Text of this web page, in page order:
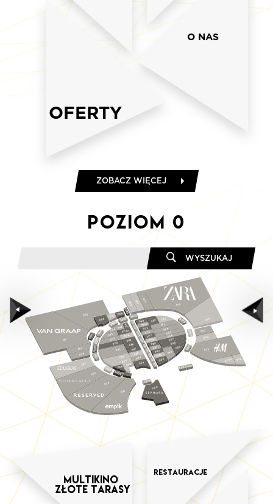
OFERTY
O NAS
ZOBACZ WIĘCEJ
Poziom 0
WYSZUKAJ
051
050
052
054
055
056
057
058
059
060
049
048a
075
076
077
079
080
081
082
083
062
S018
S017
S016
S024
S015
S014
S013
047
045
S012
074a
S011
074
089
088
087
086
084
044
043
073
072
070
069
067
064
065
066
S0
0
5
S0
0
6
S0
0
7
S008 S009
S022a
S022
S021
S020
022
024
015
012
010
009
S001
003 008 S023
025
007
S003 S019 019
026
025a
006 S002
001
041
039
037
035
034
S010
030
031
S004
S00
4a
Multikino
Złote tarasy
Restauracje